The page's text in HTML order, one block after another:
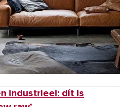
industrieel: dít is